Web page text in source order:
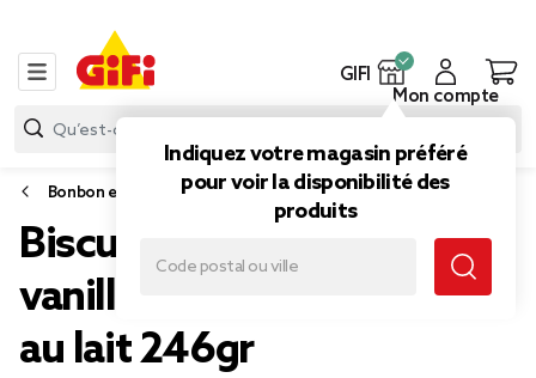
GIFI
Indiquez votre magasin préféré
pour voir la disponibilité des
produits
Mon compte
Bonbon et gourmandise
Biscuits Oréo fourrés
vanille enrobés chocolat
au lait 246gr